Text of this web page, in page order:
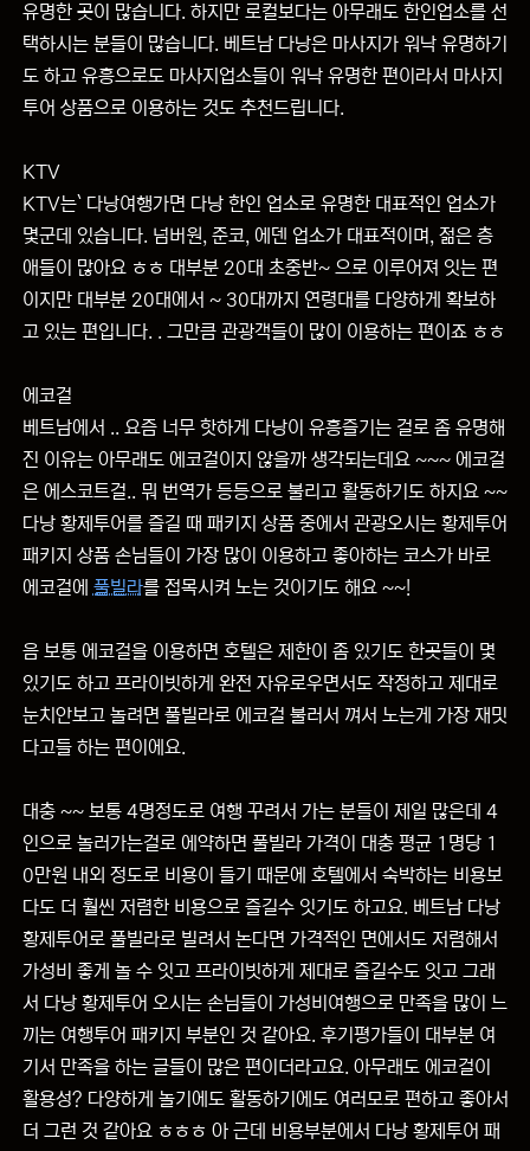
유명한 곳이 많습니다. 하지만 로컬보다는 아무래도 한인업소를 선
택하시는 분들이 많습니다. 베트남 다낭은 마사지가 워낙 유명하기
도 하고 유흥으로도 마사지업소들이 워낙 유명한 편이라서 마사지
투어 상품으로 이용하는 것도 추천드립니다.
KTV
KTV는` 다낭여행가면 다낭 한인 업소로 유명한 대표적인 업소가
몇군데 있습니다. 넘버원, 준코, 에덴 업소가 대표적이며, 젊은 층
애들이 많아요 ㅎㅎ 대부분 20대 초중반~ 으로 이루어져 잇는 편
이지만 대부분 20대에서 ~ 30대까지 연령대를 다양하게 확보하
고 있는 편입니다. . 그만큼 관광객들이 많이 이용하는 편이죠 ㅎㅎ
에코걸
베트남에서 .. 요즘 너무 핫하게 다낭이 유흥즐기는 걸로 좀 유명해
진 이유는 아무래도 에코걸이지 않을까 생각되는데요 ~~~ 에코걸
은 에스코트걸.. 뭐 번역가 등등으로 불리고 활동하기도 하지요 ~~
다낭 황제투어를 즐길 때 패키지 상품 중에서 관광오시는 황제투어
패키지 상품 손님들이 가장 많이 이용하고 좋아하는 코스가 바로
에코걸에 풀빌라를 접목시켜 노는 것이기도 해요 ~~!
음 보통 에코걸을 이용하면 호텔은 제한이 좀 있기도 한곳들이 몇
있기도 하고 프라이빗하게 완전 자유로우면서도 작정하고 제대로
눈치안보고 놀려면 풀빌라로 에코걸 불러서 껴서 노는게 가장 재밋
다고들 하는 편이에요.
대충 ~~ 보통 4명정도로 여행 꾸려서 가는 분들이 제일 많은데 4
인으로 놀러가는걸로 에약하면 풀빌라 가격이 대충 평균 1명당 1
0만원 내외 정도로 비용이 들기 때문에 호텔에서 숙박하는 비용보
다도 더 훨씬 저렴한 비용으로 즐길수 잇기도 하고요. 베트남 다낭
황제투어로 풀빌라로 빌려서 논다면 가격적인 면에서도 저렴해서
가성비 좋게 놀 수 잇고 프라이빗하게 제대로 즐길수도 잇고 그래
서 다낭 황제투어 오시는 손님들이 가성비여행으로 만족을 많이 느
끼는 여행투어 패키지 부분인 것 같아요. 후기평가들이 대부분 여
기서 만족을 하는 글들이 많은 편이더라고요. 아무래도 에코걸이
활용성? 다양하게 놀기에도 활동하기에도 여러모로 편하고 좋아서
더 그런 것 같아요 ㅎㅎㅎ 아 근데 비용부분에서 다낭 황제투어 패